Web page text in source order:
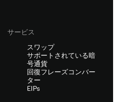
サービス
スワップ
サポートされている暗
号通貨
回復フレーズコンバー
ター
EIPs